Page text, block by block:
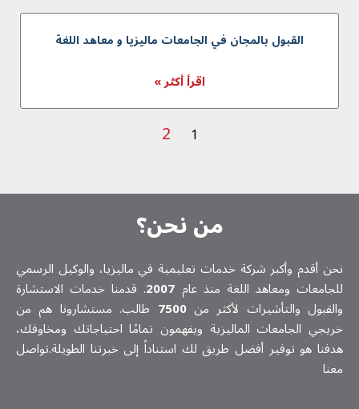
القبول بالمجان في الجامعات مالیزیا و معاهد اللغة
اقرأ أكثر »
1
2
من نحن؟
نحن أقدم وأكبر شركة خدمات تعلیمیة في ماليزيا، والوكيل الرسمي
للجامعات ومعاهد اللغة منذ عام 2007. قدمنا خدمات الاستشارة
والقبول والتأشيرات لأكثر من7500 طالب. مستشارونا هم من
خريجي الجامعات الماليزية ويفهمون تمامًا احتياجاتك ومخاوفك،
هدفنا هو توفير أفضل طريق لك استناداً إلى خبرتنا الطويلة.تواصل
معنا